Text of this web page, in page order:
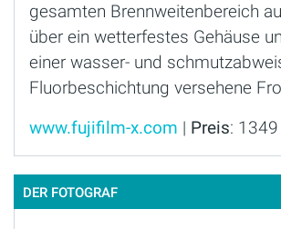
gesamten Brennweitenbereich
über ein wetterfestes Gehäuse
einer wasser- und
Fluorbeschichtung versehene
www.fujifilm-x.com | Preis:
DER FOTOGRAF